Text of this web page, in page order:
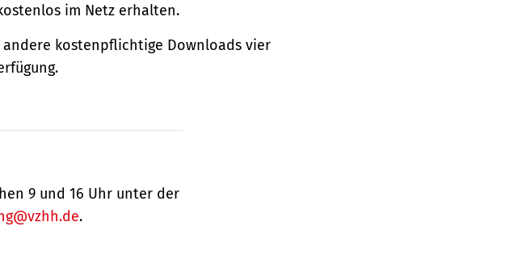
im Netz erhalten.
kostenpflichtige Downloads vier
9 und 16 Uhr unter der
.